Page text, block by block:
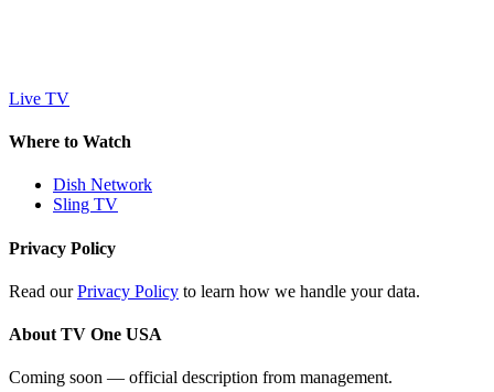
Live TV
Where to Watch
Dish Network
Sling TV
Privacy Policy
Read ourPrivacy Policy to learn how we handle your data.
About TV One USA
Coming soon — official description from management.